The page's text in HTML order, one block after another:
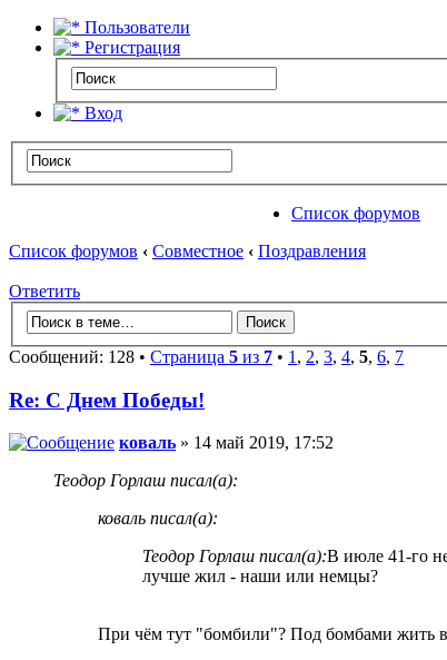
Пользователи
Регистрация
Вход
Список форумов
Список форумов ‹ Совместное ‹ Поздравления
Ответить
Сообщений: 128 • Страница 5 из 7 • 1 , 2, 3, 4, 5, 6, 7
Re: С Днем Победы!
коваль » 14 май 2019, 17:52
Теодор Горлаш писал(а):
коваль писал(а):
Теодор Горлаш писал(а):В июле 41-го
лучше жил - наши или немцы?
При чём тут "бомбили"? Под бомбами жить